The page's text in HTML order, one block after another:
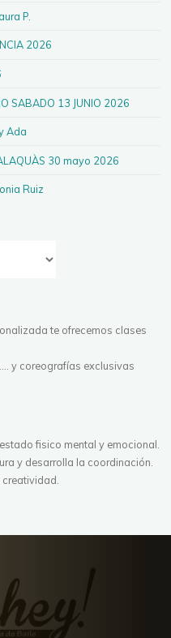
P.
2026
SABADO 13 JUNIO 2026
Ada
30 mayo 2026
Ruiz
te ofrecemos clases
y coreografías exclusivas
fisico mental y emocional.
y desarrolla la coordinación.